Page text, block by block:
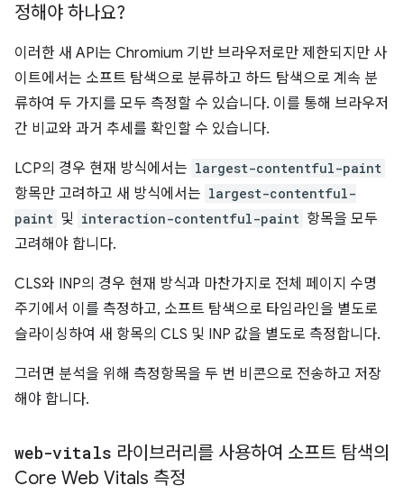
정해야 하나요?
이러한 새 API는 Chromium 기반 브라우저로만 제한되지만 사
이트에서는 소프트 탐색으로 분류하고 하드 탐색으로 계속 분
류하여 두 가지를 모두 측정할 수 있습니다. 이를 통해 브라우저
간 비교와 과거 추세를 확인할 수 있습니다.
LCP의 경우 현재 방식에서는 largest-contentful-paint
항목만 고려하고 새 방식에서는 largest-contentful-
paint 및 interaction-contentful-paint 항목을 모두
고려해야 합니다.
CLS와 INP의 경우 현재 방식과 마찬가지로 전체 페이지 수명
주기에서 이를 측정하고, 소프트 탐색으로 타임라인을 별도로
슬라이싱하여 새 항목의 CLS 및 INP 값을 별도로 측정합니다.
그러면 분석을 위해 측정항목을 두 번 비콘으로 전송하고 저장
해야 합니다.
web-vitals 라이브러리를 사용하여 소프트 탐색의
Core Web Vitals 측정